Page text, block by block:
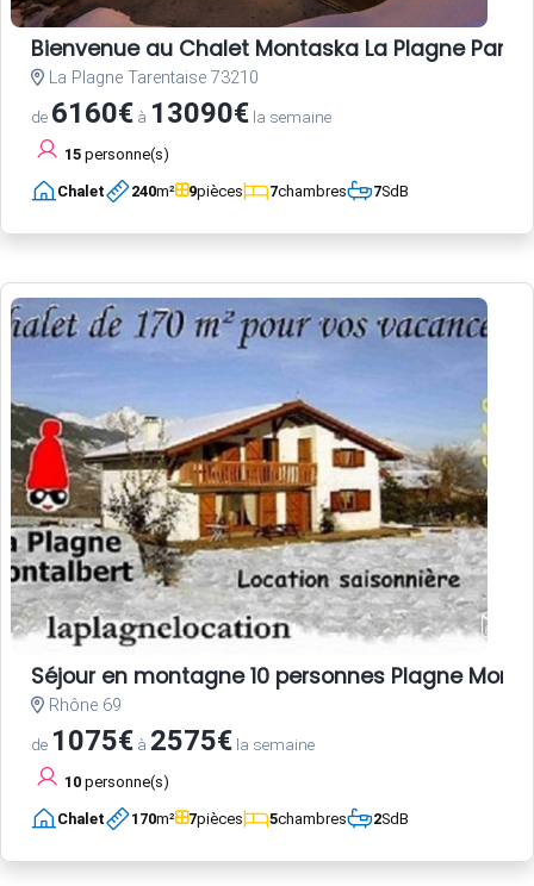
Bienvenue au Chalet Montaska La Plagne
La Plagne Tarentaise 73210
de 6160€ à 13090€ la semaine
15 personne(s)
Chalet 240m² 9pièces 7chambres 7SdB
Séjour en montagne 10 personnes Plagne
Rhône 69
de 1075€ à 2575€ la semaine
10 personne(s)
Chalet 170m² 7pièces 5chambres 2SdB